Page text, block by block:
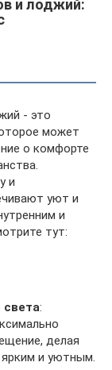
и лоджий:
- это
может
о комфорте
и
уют и
и
тут:
света:
делая
и уютным.